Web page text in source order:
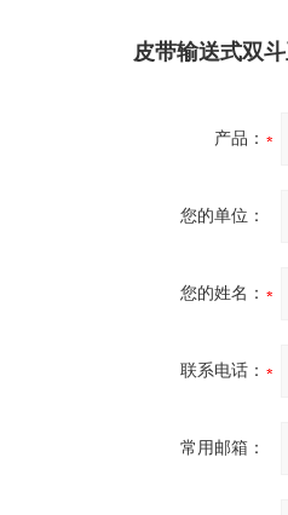
皮带输送式双
产品：
您的单位：
您的姓名：
联系电话：
常用邮箱：